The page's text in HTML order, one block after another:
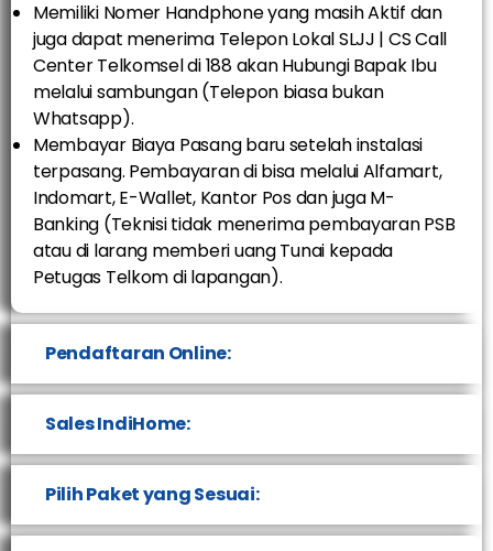
Memiliki Nomer Handphone yang masih Aktif dan
juga dapat menerima Telepon Lokal SLJJ | CS Call
Center Telkomsel di 188 akan Hubungi Bapak Ibu
melalui sambungan (Telepon biasa bukan
Whatsapp).
Membayar Biaya Pasang baru setelah instalasi
terpasang. Pembayaran di bisa melalui Alfamart,
Indomart, E-Wallet, Kantor Pos dan juga M-
Banking (Teknisi tidak menerima pembayaran PSB
atau di larang memberi uang Tunai kepada
Petugas Telkom di lapangan).
Pendaftaran Online:
Sales IndiHome:
Pilih Paket yang Sesuai: